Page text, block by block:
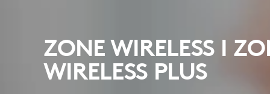
ZONE WIRELESS I
WIRELESS PLUS